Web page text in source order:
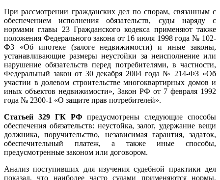
При рассмотрении гражданских дел по спорам, связанным с
обеспечением исполнения обязательств, суды наряду с
нормами главы 23 Гражданского кодекса применяют также
положения Федерального закона от 16 июля 1998 года № 102-
ФЗ «Об ипотеке (залоге недвижимости) и иные законы,
устанавливающие размеры неустойки за неисполнение или
нарушение обязательств перед потребителями, в частности,
Федеральный закон от 30 декабря 2004 года № 214-ФЗ «Об
участии в долевом строительстве многоквартирных домов и
иных объектов недвижимости», Закон РФ от 7 февраля 1992
года № 2300-1 «О защите прав потребителей».
Статьей 329 ГК РФ предусмотрены следующие способы
обеспечения обязательств: неустойка, залог, удержание вещи
должника, поручительство, независимая гарантия, задаток,
обеспечительный платеж, а также иные способы,
предусмотренные законом или договором.
Анализ поступивших для изучения судебной практики дел
показал, что наиболее часто судами применяются нормы,